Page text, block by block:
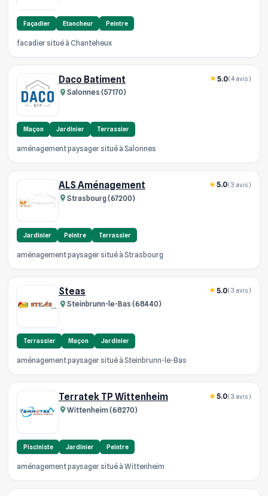
Façadier Etancheur Peintre
facadier situé à Chanteheux
Daco Batiment
Salonnes (57170)
5.0(4 avis)
Maçon Jardinier Terrassier
aménagement paysager situé à Salonnes
ALS Aménagement
Strasbourg (67200)
5.0(3 avis)
Jardinier Peintre Terrassier
aménagement paysager situé à Strasbourg
Steas
Steinbrunn-le-Bas (68440)
5.0(3 avis)
Terrassier Maçon Jardinier
aménagement paysager situé à Steinbrunn-le-Bas
Terratek TP Wittenheim
Wittenheim (68270)
5.0(3 avis)
Pisciniste Jardinier Peintre
aménagement paysager situé à Wittenheim